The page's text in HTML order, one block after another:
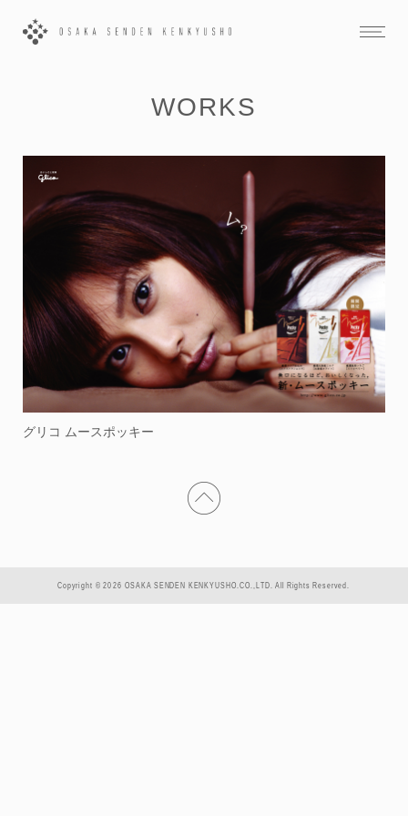
WORKS
グリコ ムースポッキー
Copyright © 2026 OSAKA SENDEN KENKYUSHO.CO.,LTD. All Rights Reserved.